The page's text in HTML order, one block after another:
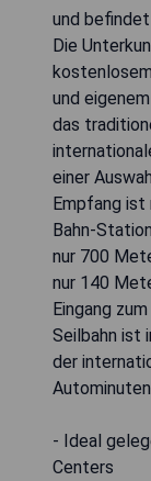
und befindet
Die
und
das
einer
Empfang ist
Bahn-
nur 700
nur 140
Eingang
Seilbahn ist
der
- Ideal
Centers